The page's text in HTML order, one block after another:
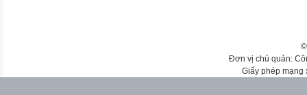
Đơn vị chủ quản:
Giấy phép mạng